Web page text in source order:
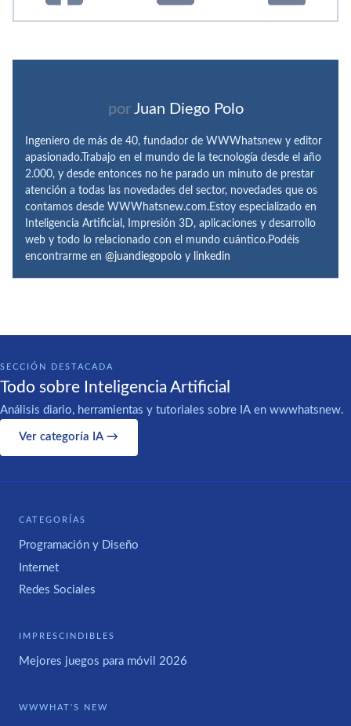
por Juan Diego Polo
Ingeniero de más de 40, fundador de WWWhatsnew y editor
apasionado.Trabajo en el mundo de la tecnología desde el año
2.000, y desde entonces no he parado un minuto de prestar
atención a todas las novedades del sector, novedades que os
contamos desde WWWhatsnew.com.Estoy especializado en
Inteligencia Artificial, Impresión 3D, aplicaciones y desarrollo
web y todo lo relacionado con el mundo cuántico.Podéis
encontrarme en @juandiegopolo y linkedin
SECCIÓN DESTACADA
Todo sobre Inteligencia Artificial
Análisis diario, herramientas y tutoriales sobre IA en wwwhatsnew.
Ver categoría IA →
CATEGORÍAS
Programación y Diseño
Internet
Redes Sociales
IMPRESCINDIBLES
Mejores juegos para móvil 2026
WWWHAT'S NEW